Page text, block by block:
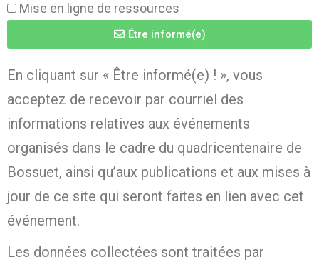
Mise en ligne de ressources
Être informé(e)
En cliquant sur « Être informé(e) ! », vous
acceptez de recevoir par courriel des
informations relatives aux événements
organisés dans le cadre du quadricentenaire de
Bossuet, ainsi qu’aux publications et aux mises à
jour de ce site qui seront faites en lien avec cet
événement.
Les données collectées sont traitées par